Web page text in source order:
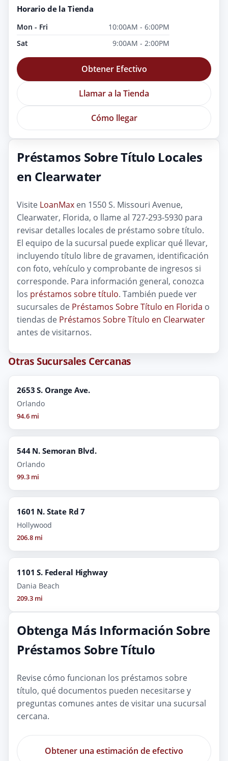
Horario de la Tienda
Mon - Fri
10:00AM - 6:00PM
Sat
9:00AM - 2:00PM
Obtener Efectivo
Llamar a la Tienda
Cómo llegar
Préstamos Sobre Título Locales
en Clearwater
Visite LoanMax en 1550 S. Missouri Avenue,
Clearwater, Florida, o llame al 727-293-5930 para
revisar detalles locales de préstamo sobre título.
El equipo de la sucursal puede explicar qué llevar,
incluyendo título libre de gravamen, identificación
con foto, vehículo y comprobante de ingresos si
corresponde. Para información general, conozca
los préstamos sobre título. También puede ver
sucursales de Préstamos Sobre Título en Florida o
tiendas de Préstamos Sobre Título en Clearwater
antes de visitarnos.
Otras Sucursales Cercanas
2653 S. Orange Ave.
Orlando
94.6 mi
544 N. Semoran Blvd.
Orlando
99.3 mi
1601 N. State Rd 7
Hollywood
206.8 mi
1101 S. Federal Highway
Dania Beach
209.3 mi
Obtenga Más Información Sobre
Préstamos Sobre Título
Revise cómo funcionan los préstamos sobre
título, qué documentos pueden necesitarse y
preguntas comunes antes de visitar una sucursal
cercana.
Obtener una estimación de efectivo